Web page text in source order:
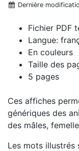
Dernière
Fichier PDF
Langue:
En couleurs
Taille des
5 pages
Ces affiches
génériques des
des mâles,
Les mots illustrés